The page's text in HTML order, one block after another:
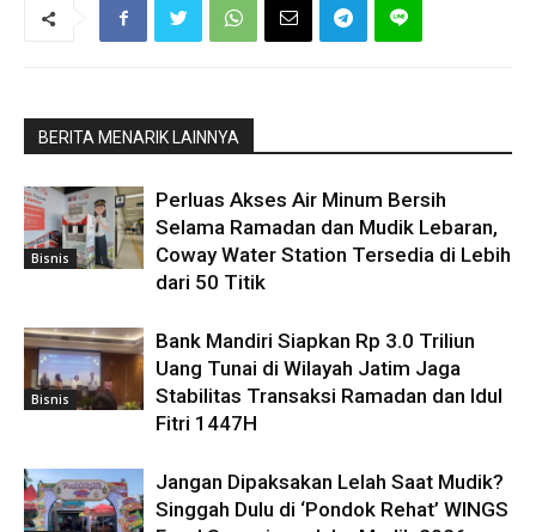
BERITA MENARIK LAINNYA
Bisnis
Perluas Akses Air Minum Bersih
Selama Ramadan dan Mudik Lebaran,
Coway Water Station Tersedia di Lebih
dari 50 Titik
Bisnis
Bank Mandiri Siapkan Rp 3.0 Triliun
Uang Tunai di Wilayah Jatim Jaga
Stabilitas Transaksi Ramadan dan Idul
Fitri 1447H
Jangan Dipaksakan Lelah Saat Mudik?
Singgah Dulu di ‘Pondok Rehat’ WINGS